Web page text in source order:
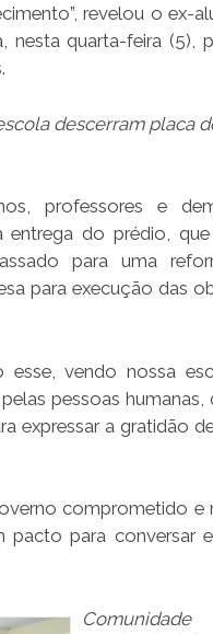
revelou o ex-
nesta quarta-feira (5),
descerram placa
professores e
entrega do prédio,
para uma
para execução das
vendo nossa
pessoas humanas,
expressar a gratidão
comprometido e
pacto para conversar
Comunidade